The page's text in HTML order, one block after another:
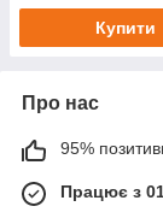
Купити
Про нас
95%
Працює з